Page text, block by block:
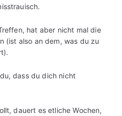
hat aber nicht mal die
(ist also an dem, was du zu
dass du dich nicht
dauert es etliche Wochen,